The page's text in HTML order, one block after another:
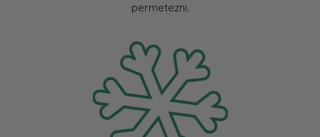
permetezni.